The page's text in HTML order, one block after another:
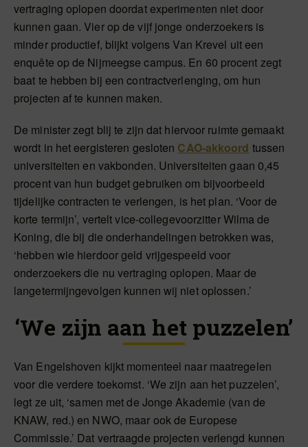
vertraging oplopen doordat experimenten niet door
kunnen gaan. Vier op de vijf jonge onderzoekers is
minder productief, blijkt volgens Van Krevel uit een
enquête op de Nijmeegse campus. En 60 procent zegt
baat te hebben bij een contractverlenging, om hun
projecten af te kunnen maken.
De minister zegt blij te zijn dat hiervoor ruimte gemaakt
wordt in het eergisteren gesloten CAO-akkoord tussen
universiteiten en vakbonden. Universiteiten gaan 0,45
procent van hun budget gebruiken om bijvoorbeeld
tijdelijke contracten te verlengen, is het plan. ‘Voor de
korte termijn’, vertelt vice-collegevoorzitter Wilma de
Koning, die bij die onderhandelingen betrokken was,
‘hebben wie hierdoor geld vrijgespeeld voor
onderzoekers die nu vertraging oplopen. Maar de
langetermijngevolgen kunnen wij niet oplossen.’
‘We zijn aan het puzzelen’
Van Engelshoven kijkt momenteel naar maatregelen
voor die verdere toekomst. ‘We zijn aan het puzzelen’,
legt ze uit, ‘samen met de Jonge Akademie (van de
KNAW, red.) en NWO, maar ook de Europese
Commissie.’ Dat vertraagde projecten verlengd kunnen